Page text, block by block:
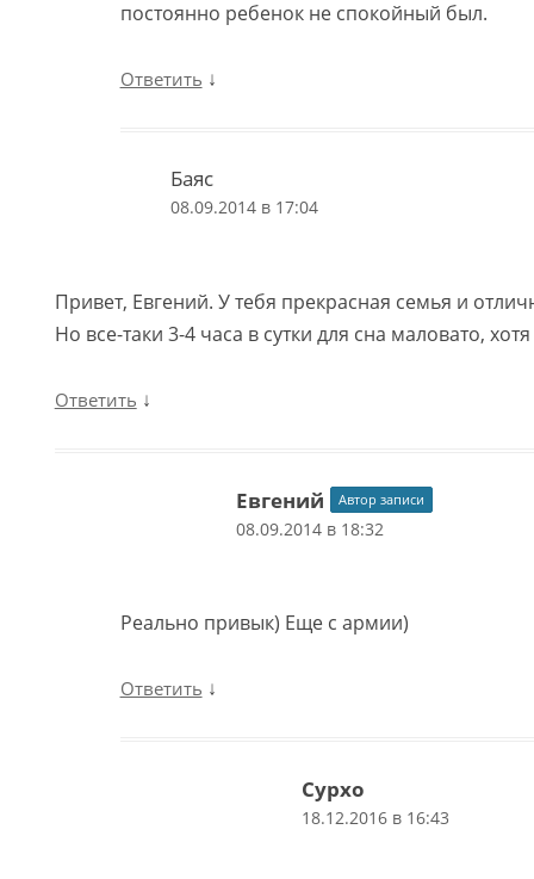
постоянно ребенок не спокойный был.
Ответить ↓
Баяс
08.09.2014 в 17:04
Привет, Евгений. У тебя прекрасная семья и
Но все-таки 3-4 часа в сутки для сна маловато,
Ответить ↓
Евгений Автор записи
08.09.2014 в 18:32
Реально привык) Еще с армии)
Ответить ↓
Сурхо
18.12.2016 в 16:43